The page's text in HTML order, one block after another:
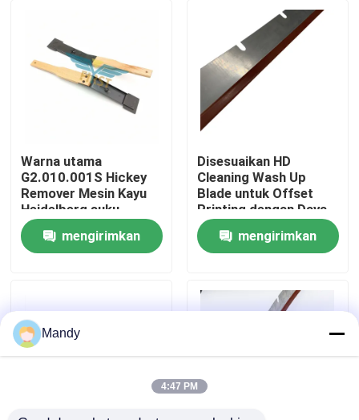
Tentang Kami
Kontrol Kualitas
Hubungi Kami
Kasus
Blog
Warna utama
G2.010.001S Hickey
Remover Mesin Kayu
Heidelberg suku
cadang dengan
pengiriman cepat
mengirimkan
Disesuaikan HD
Cleaning Wash Up
Blade untuk Offset
Printing dengan Daya
Tahan Tinggi
mengirimkan
Mandy
4:47 PM